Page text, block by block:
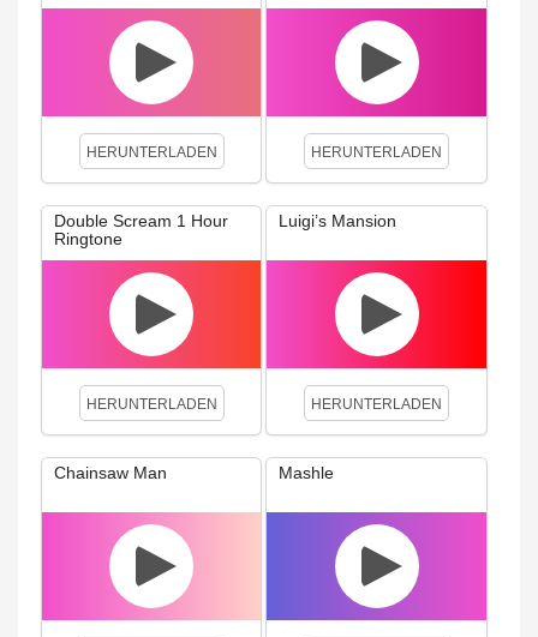
HERUNTERLADEN HERUNTERLADEN
Double Scream 1 Hour
Ringtone
HERUNTERLADEN
Luigi’s Mansion
HERUNTERLADEN
Chainsaw Man Mashle